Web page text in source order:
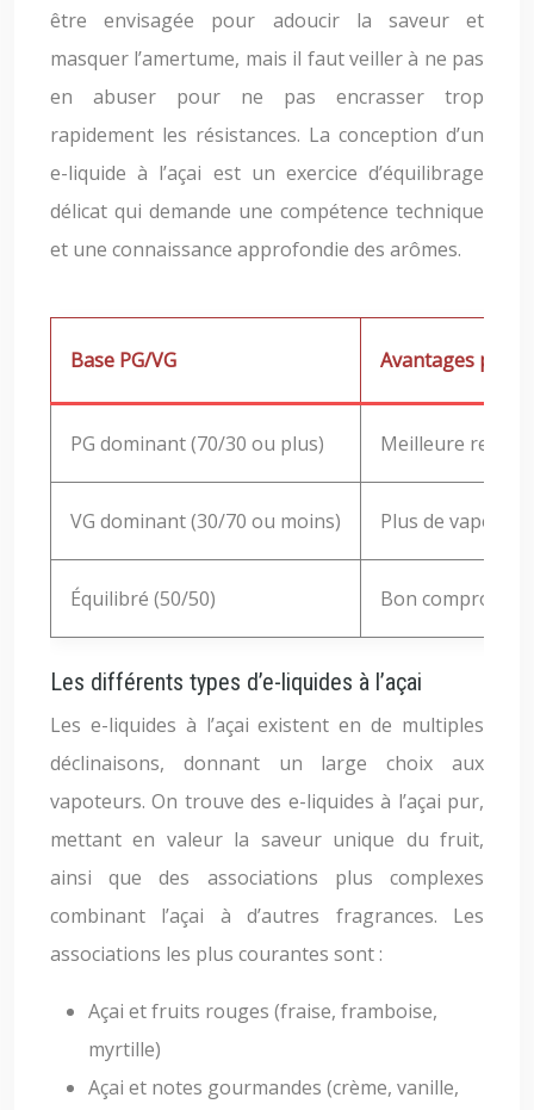
être envisagée pour adoucir la saveur et
masquer l’amertume, mais il faut veiller à ne pas
en abuser pour ne pas encrasser trop
rapidement les résistances. La conception d’un
e-liquide à l’açai est un exercice d’équilibrage
délicat qui demande une compétence technique
et une connaissance approfondie des arômes.
Base PG/VG Avantages pour
PG dominant (70/30 ou plus) Meilleure
VG dominant (30/70 ou moins) Plus de vapeur,
Équilibré (50/50) Bon compromis
Les différents types d’e-liquides à l’açai
Les e-liquides à l’açai existent en de multiples
déclinaisons, donnant un large choix aux
vapoteurs. On trouve des e-liquides à l’açai pur,
mettant en valeur la saveur unique du fruit,
ainsi que des associations plus complexes
combinant l’açai à d’autres fragrances. Les
associations les plus courantes sont :
Açai et fruits rouges (fraise, framboise,
myrtille)
Açai et notes gourmandes (crème, vanille,